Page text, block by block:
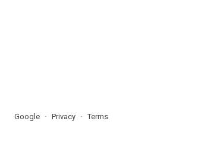
Google Privacy Terms